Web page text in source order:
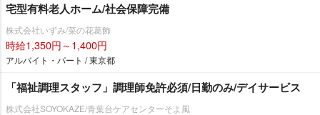
宅型有料老人ホーム/社会保障完備
株式会社いずみ/菜の花葛飾
時給1,350円～1,400円
アルバイト・パート / 東京都
「福祉調理スタッフ」調理師免許必須/日勤のみ/デイサービス
株式会社SOYOKAZE/青葉台ケアセンターそよ風